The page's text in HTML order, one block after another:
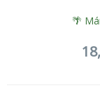
🌴